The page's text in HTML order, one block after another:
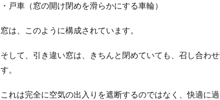
・戸車（窓の開け閉めを滑らかにする車輪）
窓は、このように構成されています。
そして、引き違い窓は、きちんと閉めていても、召し合わ
す。
これは完全に空気の出入りを遮断するのではなく、快適に